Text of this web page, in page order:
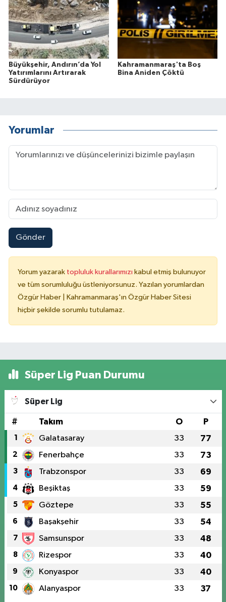
Büyükşehir, Andırın’da Yol
Yatırımlarını Artırarak
Sürdürüyor
Kahramanmaraş'ta Boş
Bina Aniden Çöktü
Yorumlar
Gönder
Yorum yazarak topluluk kurallarımızı kabul etmiş bulunuyor
ve tüm sorumluluğu üstleniyorsunuz. Yazılan yorumlardan
Özgür Haber | Kahramanmaraş'ın Özgür Haber Sitesi
hiçbir şekilde sorumlu tutulamaz.
Süper Lig Puan Durumu
Süper Lig
# Takım O P
1 Galatasaray 33 77
2 Fenerbahçe 33 73
3 Trabzonspor 33 69
4 Beşiktaş 33 59
5 Göztepe 33 55
6 Başakşehir 33 54
7 Samsunspor 33 48
8 Rizespor 33 40
9 Konyaspor 33 40
10 Alanyaspor 33 37